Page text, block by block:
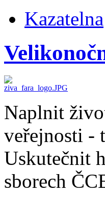
Kazatelna
Naplnit
veřejnosti -
Uskutečnit
sborech